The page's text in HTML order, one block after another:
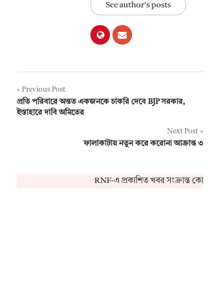
See author's posts
Post
navigation
Previous Post
প্রতি পরিবারে অন্তত একজনকে চাকরি দেবে BJP সরকার,
ইস্তাহারে দাবি অমিতের
Next Post
ফালাকাটায় নতুন করে করোনা আক্রান্ত ৩
RNF-এ প্রকাশিত খবর সংক্রান্ত কোনও